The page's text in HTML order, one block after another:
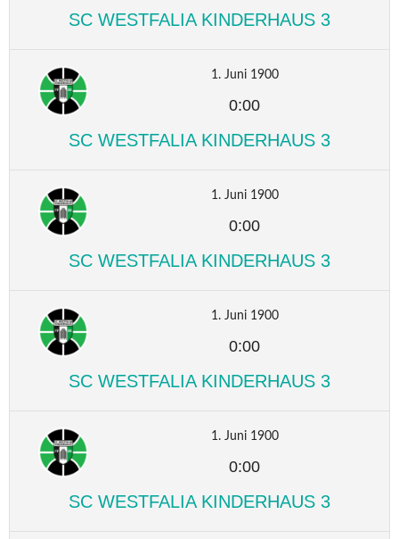
SC WESTFALIA KINDERHAUS 3
1. Juni 1900
0:00
SC WESTFALIA KINDERHAUS 3
1. Juni 1900
0:00
SC WESTFALIA KINDERHAUS 3
1. Juni 1900
0:00
SC WESTFALIA KINDERHAUS 3
1. Juni 1900
0:00
SC WESTFALIA KINDERHAUS 3